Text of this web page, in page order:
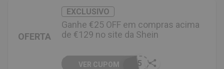
OFERTA
EXCLUSIVO
Ganhe €25 OFF em compras acima
de €129 no site da Shein
T25
VER CUPOM